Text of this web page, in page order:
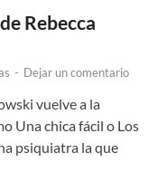
Rebecca
- Dejar un comentario
vuelve a la
Una chica fácil o Los
psiquiatra la que